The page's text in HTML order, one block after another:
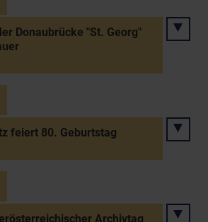
Donaubrücke "St. Georg"
feiert 80. Geburtstag
Archivtag